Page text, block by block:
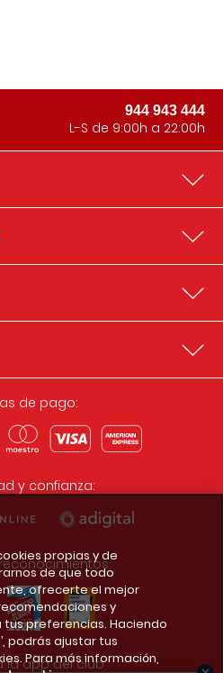
944 943 444
L-S de 9:00h a 22:00h
de pago:
y confianza:
la app del club
propias y de
de que todo
ofrecerte el mejor
y
preferencias. Haciendo
podrás ajustar tus
Para más información,